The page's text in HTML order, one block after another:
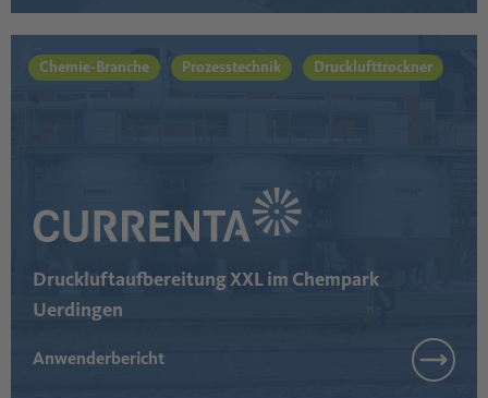
Chemie-Branche Prozesstechnik Drucklufttrockner
Druckluftaufbereitung XXL im Chempark
Uerdingen
Anwenderbericht